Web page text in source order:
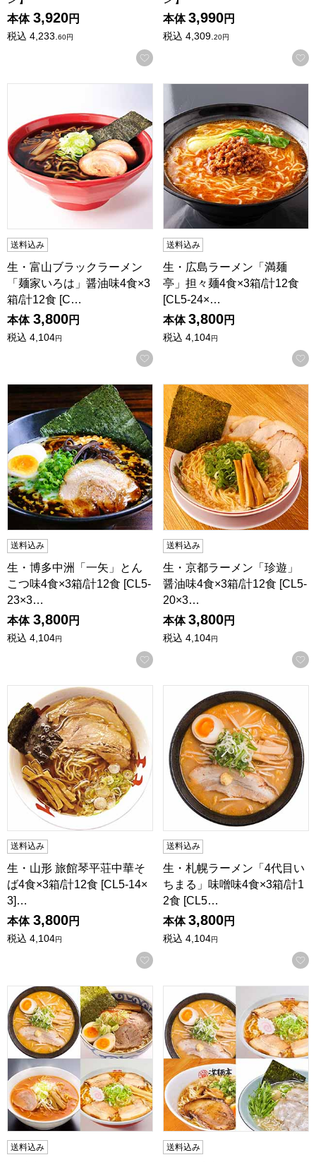
本体 3,920円
税込 4,233.60円
お気に入りに登録する
本体 3,990円
税込 4,309.20円
生・富山ブラックラーメン「麺家いろは」醤油味4食×3箱/
送料込み
生・富山ブラックラーメン
「麺家いろは」醤油味4食×3
箱/計12食 [C…
本体 3,800円
税込 4,104円
お気に入りに登録する
生・広島ラーメン「満麺亭
送料込み
生・広島ラーメン「満麺
亭」担々麺4食×3箱/計12食
[CL5-24×…
本体 3,800円
税込 4,104円
生・博多中洲「一矢」とんこつ味4食×3箱/計12食 [CL5-
送料込み
生・博多中洲「一矢」とん
こつ味4食×3箱/計12食 [CL5-
23×3…
本体 3,800円
税込 4,104円
お気に入りに登録する
生・京都ラーメン「珍遊」醤
送料込み
生・京都ラーメン「珍遊」
醤油味4食×3箱/計12食 [CL5-
20×3…
本体 3,800円
税込 4,104円
生・山形 旅館琴平荘中華そば4食×3箱/計12食 [CL5-
送料込み
生・山形 旅館琴平荘中華そ
ば4食×3箱/計12食 [CL5-14×
3]…
本体 3,800円
税込 4,104円
お気に入りに登録する
生・札幌ラーメン「4代目い
送料込み
生・札幌ラーメン「4代目い
ちまる」味噌味4食×3箱/計1
2食 [CL5…
本体 3,800円
税込 4,104円
繁盛店ラーメンセット2食×8種 計16食(L7738)【サクワ】【
送料込み
生・繁盛店ラーメンセット2
送料込み